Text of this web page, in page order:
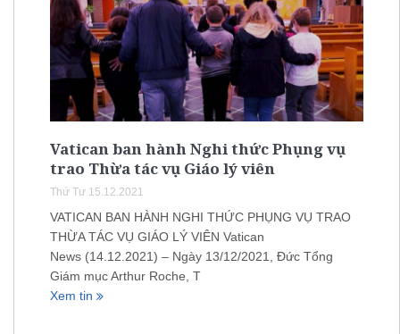
Vatican ban hành Nghi thức Phụng vụ
trao Thừa tác vụ Giáo lý viên
Thứ Tư 15.12.2021
VATICAN BAN HÀNH NGHI THỨC PHỤNG VỤ TRAO
THỪA TÁC VỤ GIÁO LÝ VIÊN Vatican
News (14.12.2021) – Ngày 13/12/2021, Đức Tổng
Giám mục Arthur Roche, T
Xem tin